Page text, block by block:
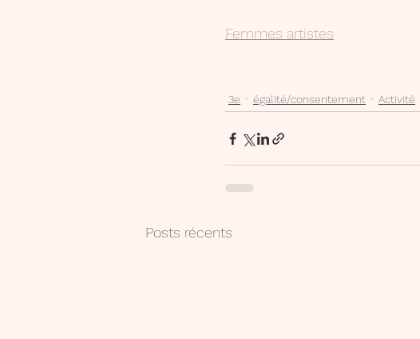
Femmes artistes
3e égalité/consentement Activité
Posts récents